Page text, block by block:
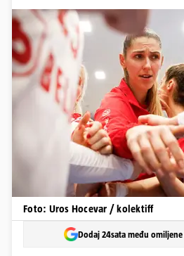
Foto: Uros Hocevar / kolektiff
Dodaj 24sata među